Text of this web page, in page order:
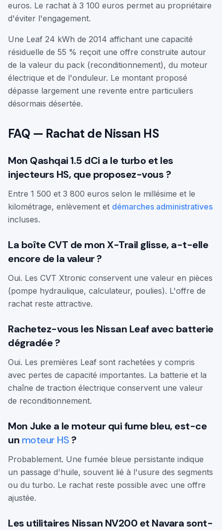
euros. Le rachat à 3 100 euros permet au propriétaire
d'éviter l'engagement.
Une Leaf 24 kWh de 2014 affichant une capacité
résiduelle de 55 % reçoit une offre construite autour
de la valeur du pack (reconditionnement), du moteur
électrique et de l'onduleur. Le montant proposé
dépasse largement une revente entre particuliers
désormais désertée.
FAQ — Rachat de Nissan HS
Mon Qashqai 1.5 dCi a le turbo et les
injecteurs HS, que proposez-vous ?
Entre 1 500 et 3 800 euros selon le millésime et le
kilométrage, enlèvement et démarches administratives
incluses.
La boîte CVT de mon X-Trail glisse, a-t-elle
encore de la valeur ?
Oui. Les CVT Xtronic conservent une valeur en pièces
(pompe hydraulique, calculateur, poulies). L'offre de
rachat reste attractive.
Rachetez-vous les Nissan Leaf avec batterie
dégradée ?
Oui. Les premières Leaf sont rachetées y compris
avec pertes de capacité importantes. La batterie et la
chaîne de traction électrique conservent une valeur
de reconditionnement.
Mon Juke a le moteur qui fume bleu, est-ce
un moteur HS?
Probablement. Une fumée bleue persistante indique
un passage d'huile, souvent lié à l'usure des segments
ou du turbo. Le rachat reste possible avec une offre
ajustée.
Les utilitaires Nissan NV200 et Navara sont-